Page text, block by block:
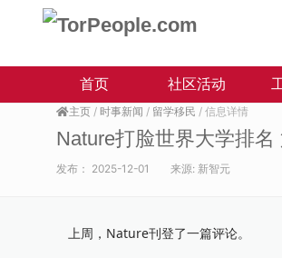
首页 社区活动
主页 / 时事新闻 / 留学移民 / 信息详情
Nature打脸世界大学排名
发布： 2025-12-01 来源: 新智元
上周，Nature刊登了一篇评论。